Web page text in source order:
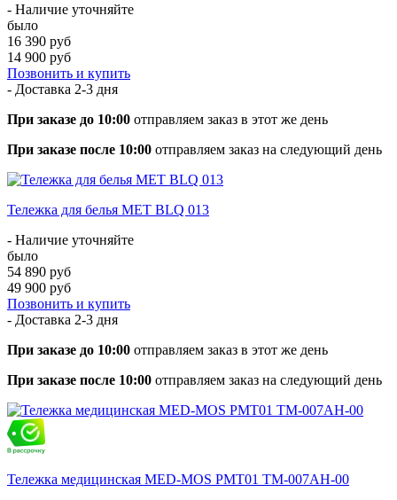
- Наличие уточняйте
было
16 390 руб
14 900 руб
Позвонить и купить
- Доставка 2-3 дня
При заказе до 10:00 отправляем заказ в этот же день
При заказе после 10:00 отправляем заказ на следующий день
Тележка для белья МЕТ BLQ 013
- Наличие уточняйте
было
54 890 руб
49 900 руб
Позвонить и купить
- Доставка 2-3 дня
При заказе до 10:00 отправляем заказ в этот же день
При заказе после 10:00 отправляем заказ на следующий день
Тележка медицинская MED-MOS РМТ01 ТМ-007АН-00